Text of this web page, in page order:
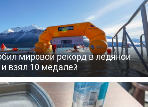
мировой рекорд в ледяной
взял 10 медалей